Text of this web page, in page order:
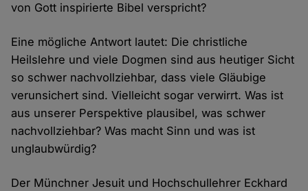
von Gott inspirierte Bibel verspricht?
Eine mögliche Antwort lautet: Die christliche
Heilslehre und viele Dogmen sind aus heutiger Sicht
so schwer nachvollziehbar, dass viele Gläubige
verunsichert sind. Vielleicht sogar verwirrt. Was ist
aus unserer Perspektive plausibel, was schwer
nachvollziehbar? Was macht Sinn und was ist
unglaubwürdig?
Der Münchner Jesuit und Hochschullehrer Eckhard